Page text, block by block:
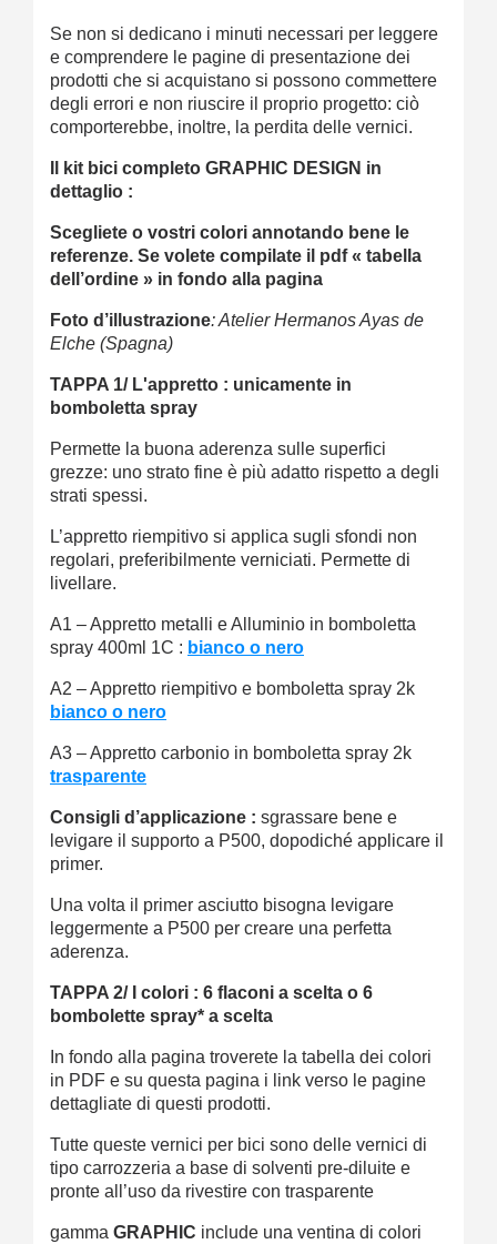
Se non si dedicano i minuti necessari per leggere
e comprendere le pagine di presentazione dei
prodotti che si acquistano si possono commettere
degli errori e non riuscire il proprio progetto: ciò
comporterebbe, inoltre, la perdita delle vernici.
Il kit bici completo GRAPHIC DESIGN in
dettaglio :
Scegliete o vostri colori annotando bene le
referenze. Se volete compilate il pdf « tabella
dell’ordine » in fondo alla pagina
Foto d’illustrazione: Atelier Hermanos Ayas de
Elche (Spagna)
TAPPA 1/ L'appretto : unicamente in
bomboletta spray
Permette la buona aderenza sulle superfici
grezze: uno strato fine è più adatto rispetto a degli
strati spessi.
L’appretto riempitivo si applica sugli sfondi non
regolari, preferibilmente verniciati. Permette di
livellare.
A1 – Appretto metalli e Alluminio in bomboletta
spray 400ml 1C : bianco o nero
A2 – Appretto riempitivo e bomboletta spray 2k
bianco o nero
A3 – Appretto carbonio in bomboletta spray 2k
trasparente
Consigli d’applicazione : sgrassare bene e
levigare il supporto a P500, dopodiché applicare il
primer.
Una volta il primer asciutto bisogna levigare
leggermente a P500 per creare una perfetta
aderenza.
TAPPA 2/
I colori : 6 flaconi a scelta o 6
bombolette spray* a scelta
In fondo alla pagina troverete la tabella dei colori
in PDF e su questa pagina i link verso le pagine
dettagliate di questi prodotti.
Tutte queste vernici per bici sono delle vernici di
tipo carrozzeria a base di solventi pre-diluite e
pronte all’uso da rivestire con trasparente
gamma GRAPHIC include una ventina di colori